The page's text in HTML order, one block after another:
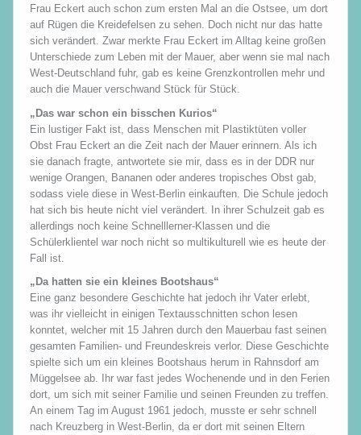
Frau Eckert auch schon zum ersten Mal an die Ostsee, um dort
auf Rügen die Kreidefelsen zu sehen. Doch nicht nur das hatte
sich verändert. Zwar merkte Frau Eckert im Alltag keine großen
Unterschiede zum Leben mit der Mauer, aber wenn sie mal nach
West-Deutschland fuhr, gab es keine Grenzkontrollen mehr und
auch die Mauer verschwand Stück für Stück.
„Das war schon ein bisschen Kurios“
Ein lustiger Fakt ist, dass Menschen mit Plastiktüten voller
Obst Frau Eckert an die Zeit nach der Mauer erinnern. Als ich
sie danach fragte, antwortete sie mir, dass es in der DDR nur
wenige Orangen, Bananen oder anderes tropisches Obst gab,
sodass viele diese in West-Berlin einkauften. Die Schule jedoch
hat sich bis heute nicht viel verändert. In ihrer Schulzeit gab es
allerdings noch keine Schnelllerner-Klassen und die
Schülerklientel war noch nicht so multikulturell wie es heute der
Fall ist.
„Da hatten sie ein kleines Bootshaus“
Eine ganz besondere Geschichte hat jedoch ihr Vater erlebt,
was ihr vielleicht in einigen Textausschnitten schon lesen
konntet, welcher mit 15 Jahren durch den Mauerbau fast seinen
gesamten Familien- und Freundeskreis verlor. Diese Geschichte
spielte sich um ein kleines Bootshaus herum in Rahnsdorf am
Müggelsee ab. Ihr war fast jedes Wochenende und in den Ferien
dort, um sich mit seiner Familie und seinen Freunden zu treffen.
An einem Tag im August 1961 jedoch, musste er sehr schnell
nach Kreuzberg in West-Berlin, da er dort mit seinen Eltern